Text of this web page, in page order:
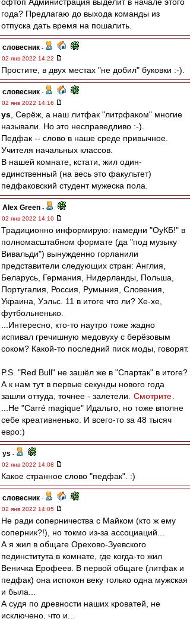
года? Предлагаю до выхода команды из
отпуска дать время на пошалить.
словесник -
02 янв 2022 14:22
Простите, в двух местах "не добил" буковки :-).
словесник -
02 янв 2022 14:16
ys , Серёж, а наш литфак "литрфаком" многие
называли. Но это несправедливо :-).
Педфак -- слово в наше среде привычное.
Учителя начальных классов.
В нашей комнате, кстати, жил один-
единственный (на весь это факультет)
педфаковский студент мужеска пола.
Alex Green -
02 янв 2022 14:10
Традиционно информирую: намедни "ОуКБ!" в
полномасштабном формате (да "под музыку
Вивальди") вынужденно горланили
представители следующих стран: Англия,
Беларусь, Германия, Нидерланды, Польша,
Португалия, Россия, Румыния, Словения,
Украина, Уэльс. 11 в итоге что ли? Хе-хе,
футбольненько.
...Интересно, кто-то наутро тоже жадно
испивал гречишную медовуху с берёзовым
соком? Какой-то последний писк моды, говорят.
P.S. "Red Bull" не зашёл же в "Спартак" в итоге?
А к нам тут в первые секунды нового года
зашли оттуда, точнее - залетели. Смотрите
...Не "Carré magique" Идальго, но тоже вполне
себе креативненько. И всего-то за 48 тысяч
евро:)
ys -
02 янв 2022 14:08
Какое странное слово "педфак". :)
словесник -
02 янв 2022 14:05
Не ради соперничества с Майком (кто ж ему
соперник?!), но токмо из-за ассоциаций...
А я жил в общаге Орехово-Зуевского
пединститута в комнате, где когда-то жил
Веничка Ерофеев. В первой общаге (литфак и
педфак) она испокон веку только одна мужская
и была...
А судя по древности наших кроватей, не
исключено, что и...